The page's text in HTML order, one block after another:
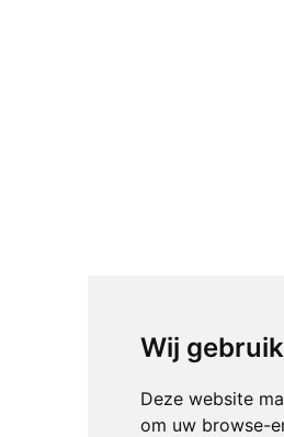
Wij
Deze website
om uw browse-